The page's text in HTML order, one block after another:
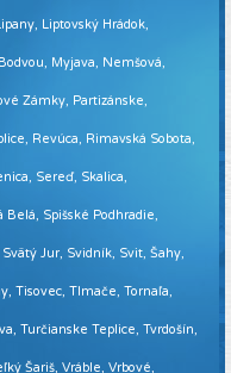
Liptovský Hrádok,
Myjava, Nemšová,
Zámky, Partizánske,
Revúca, Rimavská Sobota,
Sereď, Skalica,
Belá, Spišské Podhradie,
Jur, Svidník, Svit, Šahy,
Tisovec, Tlmače, Tornaľa,
Turčianske Teplice, Tvrdošín,
Šariš, Vráble, Vrbové,